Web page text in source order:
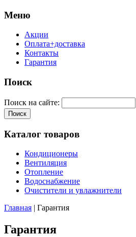
Меню
Акции
Оплата+доставка
Контакты
Гарантия
Поиск
Поиск на сайте:
Каталог товаров
Кондиционеры
Вентиляция
Отопление
Водоснабжение
Очистители и увлажнители
Главная | Гарантия
Гарантия